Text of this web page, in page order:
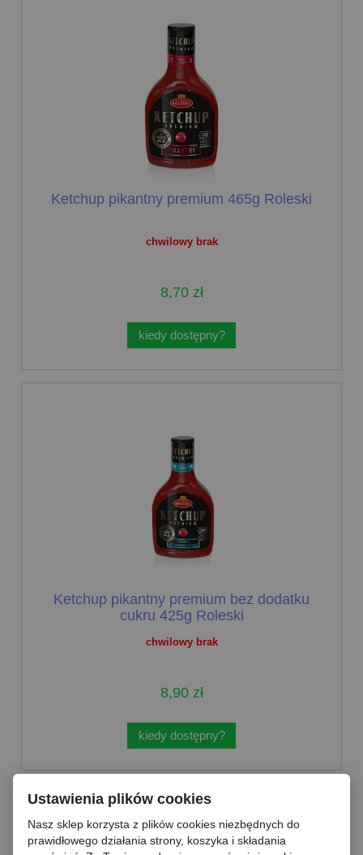
chwilowy brak
Ketchup pikantny premium 465g Roleski
8,70 zł
kiedy dostępny?
chwilowy brak
Ketchup pikantny premium bez dodatku
cukru 425g Roleski
8,90 zł
kiedy dostępny?
Ustawienia plików cookies
Nasz sklep korzysta z plików cookies niezbędnych do
prawidłowego działania strony, koszyka i składania